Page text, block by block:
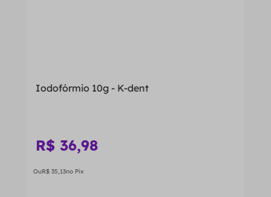
Iodofórmio 10g - K-dent
R$ 36,98
OuR$ 35,13no Pix